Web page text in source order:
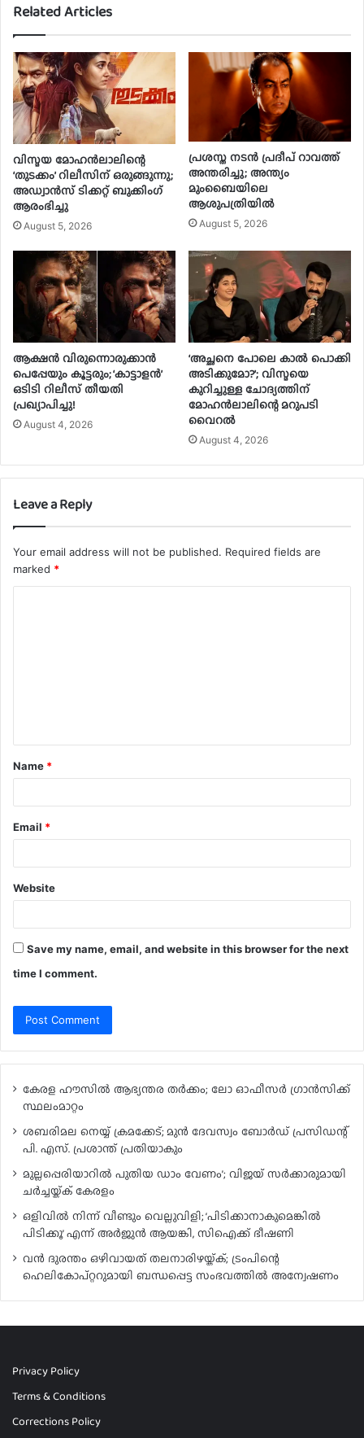
Related Articles
വിസ്മയ മോഹൻലാലിന്റെ
‘തുടക്കം’ റിലീസിന് ഒരുങ്ങുന്നു;
അഡ്വാൻസ് ടിക്കറ്റ് ബുക്കിംഗ്
ആരംഭിച്ചു
August 5, 2026
പ്രശസ്ത നടൻ പ്രദീപ് റാവത്ത്
അന്തരിച്ചു; അന്ത്യം
മുംബൈയിലെ
ആശുപത്രിയിൽ
August 5, 2026
ആക്ഷൻ വിരുന്നൊരുക്കാൻ
പെപ്പേയും കൂട്ടരും; ‘കാട്ടാളൻ’
ഒടിടി റിലീസ് തീയതി
പ്രഖ്യാപിച്ചു!
August 4, 2026
‘അച്ഛനെ പോലെ കാൽ പൊക്കി
അടിക്കുമോ?’; വിസ്മയെ
കുറിച്ചുള്ള ചോദ്യത്തിന്
മോഹൻലാലിന്റെ മറുപടി
വൈറൽ
August 4, 2026
Leave a Reply
Your email address will not be published. Required fields are
marked *
t
*
Name *
Email *
Website
Save my name, email, and website in this browser for the next
time I comment.
കേരള ഹൗസിൽ ആഭ്യന്തര തർക്കം; ലോ ഓഫീസർ ഗ്രാൻസിക്ക്
സ്ഥലംമാറ്റം
ശബരിമല നെയ്യ് ക്രമക്കേട്; മുൻ ദേവസ്വം ബോർഡ് പ്രസിഡന്റ്
പി. എസ്. പ്രശാന്ത് പ്രതിയാകും
മുല്ലപ്പെരിയാറിൽ പുതിയ ഡാം വേണം’; വിജയ് സർക്കാരുമായി
ചർച്ചയ്ക്ക് കേരളം
ഒളിവിൽ നിന്ന് വീണ്ടും വെല്ലുവിളി; ‘പിടിക്കാനാകുമെങ്കിൽ
പിടിക്കൂ’ എന്ന് അർജുൻ ആയങ്കി, സിഐക്ക് ഭീഷണി
വൻ ദുരന്തം ഒഴിവായത് തലനാരിഴയ്ക്ക്; ട്രംപിന്റെ
ഹെലികോപ്റ്ററുമായി ബന്ധപ്പെട്ട സംഭവത്തിൽ അന്വേഷണം
Privacy Policy
Terms & Conditions
Corrections Policy